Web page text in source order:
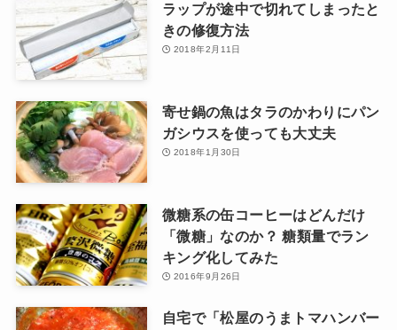
ラップが途中で切れてしまったと
きの修復方法
2018年2月11日
寄せ鍋の魚はタラのかわりにパン
ガシウスを使っても大丈夫
2018年1月30日
微糖系の缶コーヒーはどんだけ
「微糖」なのか？ 糖類量でラン
キング化してみた
2016年9月26日
自宅で「松屋のうまトマハンバー